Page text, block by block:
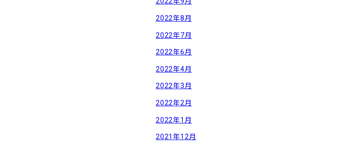
2022年8月
2022年7月
2022年6月
2022年4月
2022年3月
2022年2月
2022年1月
2021年12月